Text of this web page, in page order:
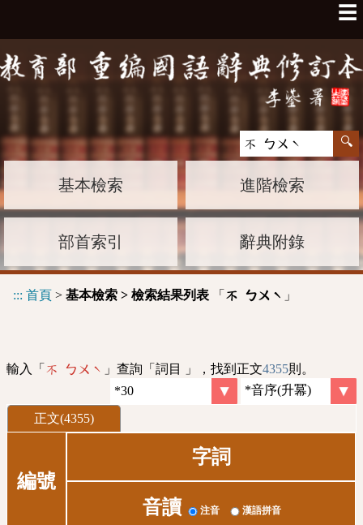
☰
基本檢索 進階檢索
部首索引 辭典附錄
::: 首頁 > 基本檢索 > 檢索結果列表 「 不 ㄅㄨˋ 」
輸入「 不 ㄅㄨˋ 」查詢「詞目 」，找到正文4355則。
正文(4355)
編號
字詞
音讀 注音 漢語拼音